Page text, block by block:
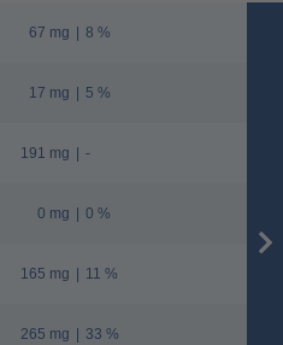
67 mg | 8 %
17 mg | 5 %
191 mg | -
0 mg | 0 %
165 mg | 11 %
265 mg | 33 %